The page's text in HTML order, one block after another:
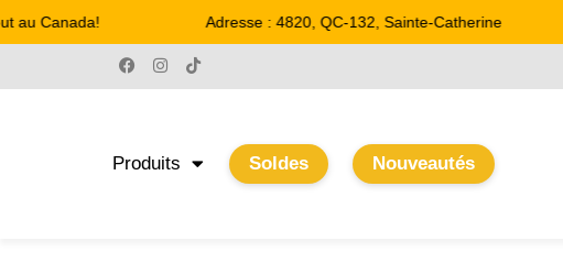
au Canada! Adresse : 4820, QC-132, Sainte-Catherine
Produits Soldes Nouveautés